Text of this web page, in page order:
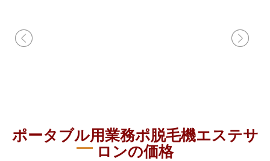
ポータブル用業務ポ脱毛機エステサ
ロンの価格